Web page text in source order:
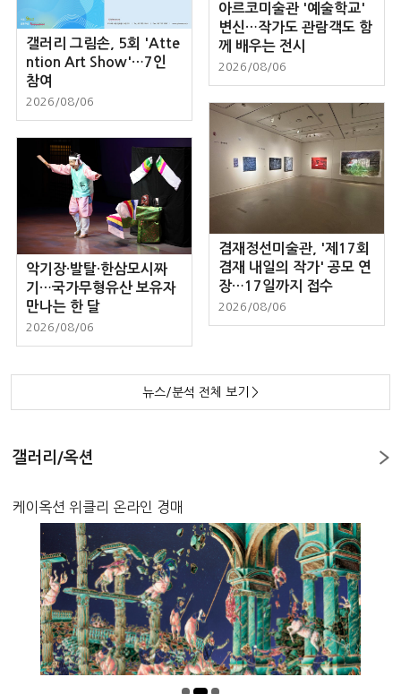
아르코미술관 '예술학교'
변신…작가도 관람객도 함
께 배우는 전시
2026/08/06
갤러리 그림손, 5회 'Atte
ntion Art Show'…7인
참여
2026/08/06
겸재정선미술관, '제17회
겸재 내일의 작가' 공모 연
장…17일까지 접수
2026/08/06
악기장·발탈·한삼모시짜
기…국가무형유산 보유자
만나는 한 달
2026/08/06
뉴스/분석 전체 보기 >
갤러리/옥션
케이옥션 위클리 온라인 경매